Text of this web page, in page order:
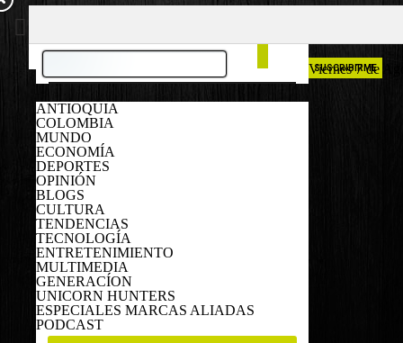
ANTIOQUIA
COLOMBIA
MUNDO
ECONOMÍA
DEPORTES
OPINIÓN
BLOGS
CULTURA
TENDENCIAS
TECNOLOGÍA
ENTRETENIMIENTO
MULTIMEDIA
GENERACÍON
UNICORN HUNTERS
ESPECIALES MARCAS ALIADAS
PODCAST
Viernes 7 de
SUSCRIBIRME